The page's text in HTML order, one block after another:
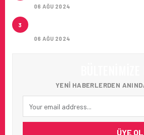
06 AĞU 2024
3
06 AĞU 2024
YENI HABERLERDEN
ÜYE OL